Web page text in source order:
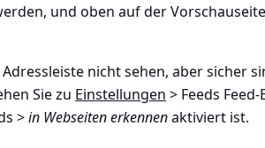
und oben auf der
nicht sehen, aber sicher
Sie zu Einstellungen > Feeds
>in Webseiten erkennenaktiviert ist.